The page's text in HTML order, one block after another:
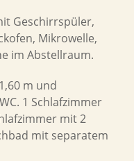
Geschirrspüler,
Mikrowelle,
im Abstellraum.
m und
1 Schlafzimmer
mit 2
mit separatem